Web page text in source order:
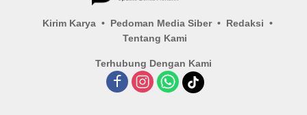
Kirim Karya Pedoman Media Siber
Redaksi
Tentang Kami
Terhubung Dengan Kami